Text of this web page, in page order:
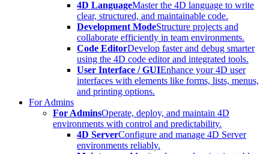
4D LanguageMaster the 4D language to write
clear, structured, and maintainable code.
Development ModeStructure projects and
collaborate efficiently in team environments.
Code EditorDevelop faster and debug smarter
using the 4D code editor and integrated tools.
User Interface / GUIEnhance your 4D user
interfaces with elements like forms, lists, menus,
and printing options.
For Admins
For AdminsOperate, deploy, and maintain 4D
environments with control and predictability.
4D ServerConfigure and manage 4D Server
environments reliably.